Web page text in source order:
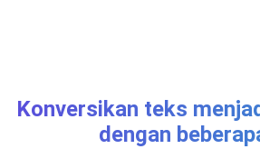
Konversikan teks
dengan